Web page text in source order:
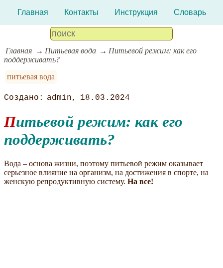
Главная Контакты Инструкция Словарь
Главная Питьевая вода
Питьевой режим: как его
поддерживать?
питьевая вода
admin 18.03.2024
Питьевой режим: как его
поддерживать?
Вода – основа жизни, поэтому питьевой режим оказывает
серьезное влияние на организм, на достижения в спорте, на
женскую репродуктивную систему. На все!